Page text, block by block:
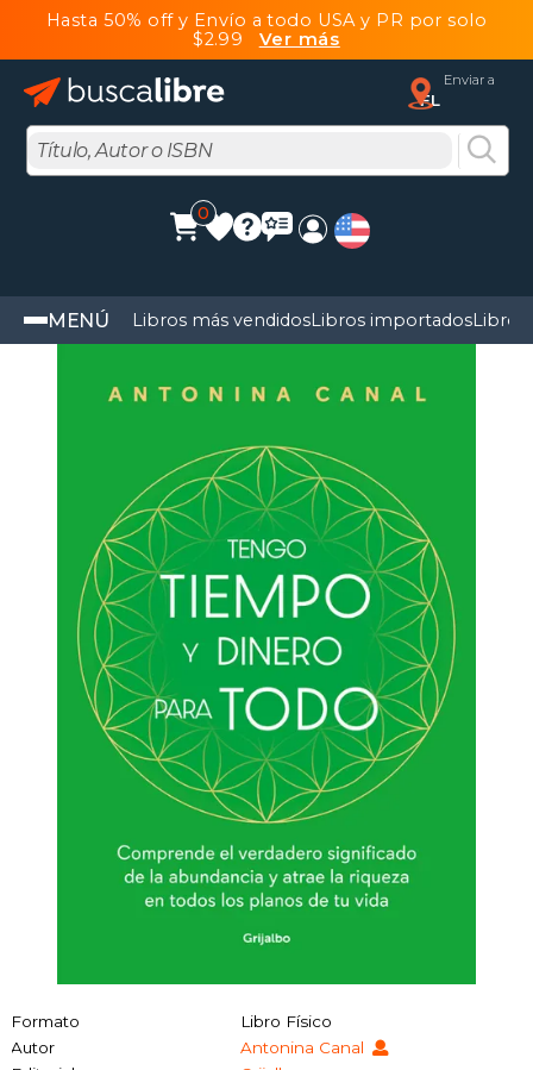
Hasta 50% off y Envío a todo USA y PR por solo
$2.99 Ver más
Enviar a
FL
0
MENÚ Libros más vendidosLibros importadosLibros
Formato
Libro Físico
Autor
Antonina Canal